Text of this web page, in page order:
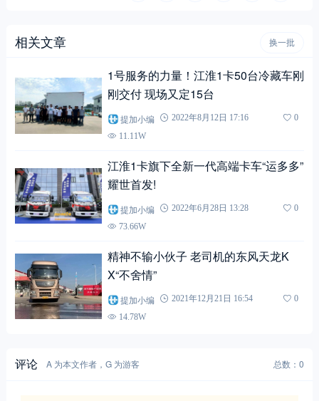
相关文章 换一批
1号服务的力量！江淮1卡50台冷藏车刚
刚交付 现场又定15台
提加小编 2022年8月12日 17:16
0
11.11W
江淮1卡旗下全新一代高端卡车“运多多”
耀世首发!
提加小编 2022年6月28日 13:28
0
73.66W
精神不输小伙子 老司机的东风天龙K
X“不舍情”
提加小编 2021年12月21日 16:54
0
14.78W
评论 A 为本文作者，G 为游客 总数：0